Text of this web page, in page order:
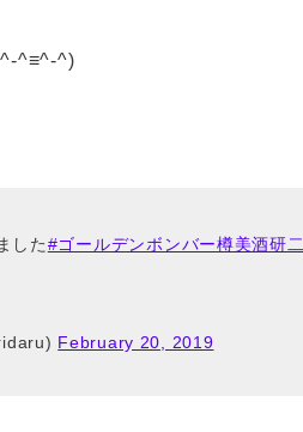
^≡^-^)
した#ゴールデンボンバー樽美酒研二
February 20, 2019